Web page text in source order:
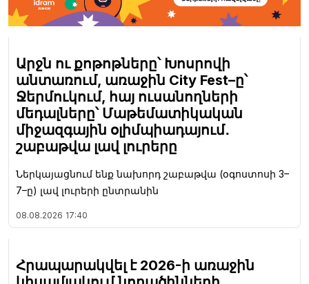
Արջն ու քոթոթները՝ Խոսրովի
անտառում, առաջին City Fest–ը՝
Ջերմուկում, հայ ուսանողների
մեդալները՝ Մաթեմատիկական
միջազգային օլիմպիադայում․
շաբաթվա լավ լուրերը
Ներկայացնում ենք նախորդ շաբաթվա (օգոստոսի 3–
7–ը) լավ լուրերի ընտրանին
08.08.2026 17:40
Հրապարակվել է 2026-ի առաջին